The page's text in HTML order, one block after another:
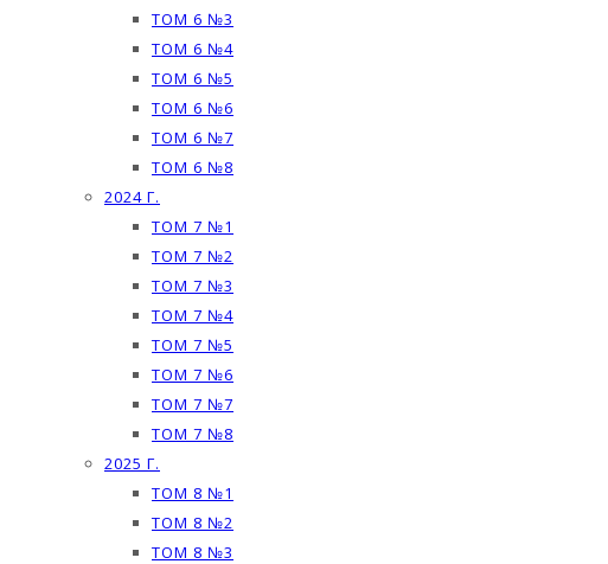
ТОМ 6 №3
ТОМ 6 №4
ТОМ 6 №5
ТОМ 6 №6
ТОМ 6 №7
ТОМ 6 №8
2024 Г.
ТОМ 7 №1
ТОМ 7 №2
ТОМ 7 №3
ТОМ 7 №4
ТОМ 7 №5
ТОМ 7 №6
ТОМ 7 №7
ТОМ 7 №8
2025 Г.
ТОМ 8 №1
ТОМ 8 №2
ТОМ 8 №3